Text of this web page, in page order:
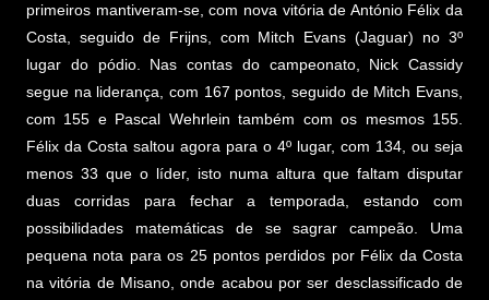
primeiros mantiveram-se, com nova vitória de António Félix da
Costa, seguido de Frijns, com Mitch Evans (Jaguar) no 3º
lugar do pódio. Nas contas do campeonato, Nick Cassidy
segue na liderança, com 167 pontos, seguido de Mitch Evans,
com 155 e Pascal Wehrlein também com os mesmos 155.
Félix da Costa saltou agora para o 4º lugar, com 134, ou seja
menos 33 que o líder, isto numa altura que faltam disputar
duas corridas para fechar a temporada, estando com
possibilidades matemáticas de se sagrar campeão. Uma
pequena nota para os 25 pontos perdidos por Félix da Costa
na vitória de Misano, onde acabou por ser desclassificado de